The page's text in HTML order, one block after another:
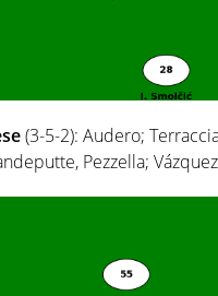
(3-5-2): Audero;
Pezzella;